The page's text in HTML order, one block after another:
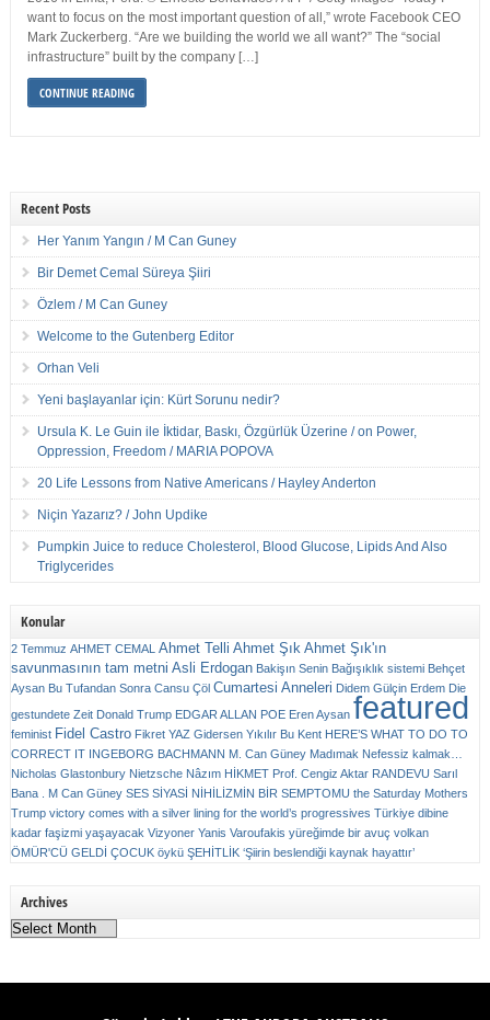
want to focus on the most important question of all,” wrote Facebook CEO
Mark Zuckerberg. “Are we building the world we all want?” The “social
infrastructure” built by the company […]
CONTINUE READING
Recent Posts
Her Yanım Yangın / M Can Guney
Bir Demet Cemal Süreya Şiiri
Özlem / M Can Guney
Welcome to the Gutenberg Editor
Orhan Veli
Yeni başlayanlar için: Kürt Sorunu nedir?
Ursula K. Le Guin ile İktidar, Baskı, Özgürlük Üzerine / on Power,
Oppression, Freedom / MARIA POPOVA
20 Life Lessons from Native Americans / Hayley Anderton
Niçin Yazarız? / John Updike
Pumpkin Juice to reduce Cholesterol, Blood Glucose, Lipids And Also
Triglycerides
Konular
2 Temmuz AHMET CEMAL Ahmet Telli Ahmet Şık Ahmet Şık'ın
savunmasının tam metni Asli Erdogan Bakişın Senin Bağışıklık sistemi Behçet
Aysan Bu Tufandan Sonra Cansu Çöl Cumartesi Anneleri Didem Gülçin Erdem Die
gestundete Zeit Donald Trump EDGAR ALLAN POE Eren Aysan featured
feminist Fidel Castro Fikret YAZ Gidersen Yıkılır Bu Kent HERE’S WHAT TO DO TO
CORRECT IT INGEBORG BACHMANN M. Can Güney Madımak Nefessiz kalmak…
Nicholas Glastonbury Nietzsche Nâzım HİKMET Prof. Cengiz Aktar RANDEVU Sarıl
Bana . M Can Güney SES SİYASİ NİHİLİZMİN BİR SEMPTOMU the Saturday Mothers
Trump victory comes with a silver lining for the world’s progressives Türkiye dibine
kadar faşizmi yaşayacak Vizyoner Yanis Varoufakis yüreğimde bir avuç volkan
ÖMÜR'CÜ GELDİ ÇOCUK öykü ŞEHİTLİK ‘Şiirin beslendiği kaynak hayattır’
Archives
Archives